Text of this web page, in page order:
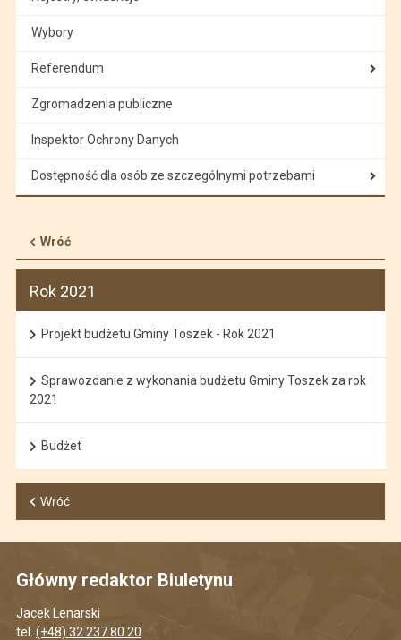
Wybory
Referendum
Zgromadzenia publiczne
Inspektor Ochrony Danych
Dostępność dla osób ze szczególnymi potrzebami
Wróć
Rok 2021
Projekt budżetu Gminy Toszek - Rok 2021
Sprawozdanie z wykonania budżetu Gminy Toszek za rok
2021
Budżet
Wróć
Główny redaktor Biuletynu
Jacek Lenarski
tel. (+48) 32 237 80 20